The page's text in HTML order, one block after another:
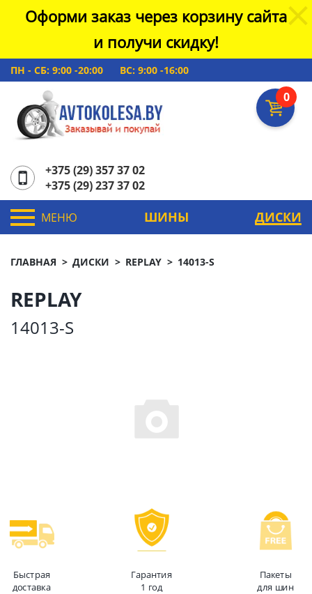
Оформи заказ через корзину сайта
и получи скидку!
ПН - СБ: 9:00 -20:00 ВС: 9:00 -16:00
0
+375 (29) 357 37 02
+375 (29) 237 37 02
МЕНЮ ШИНЫ ДИСКИ
ГЛАВНАЯ ДИСКИ REPLAY 14013-S
REPLAY
14013-S
Быстрая
доставка
Гарантия
1 год
Пакеты
для шин